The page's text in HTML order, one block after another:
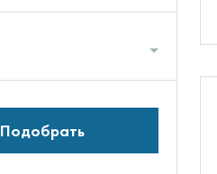
Подобрать